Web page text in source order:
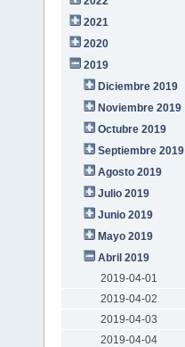
2021
2020
2019
Diciembre 2019
Noviembre 2019
Octubre 2019
Septiembre 2019
Agosto 2019
Julio 2019
Junio 2019
Mayo 2019
Abril 2019
2019-04-01
2019-04-02
2019-04-03
2019-04-04